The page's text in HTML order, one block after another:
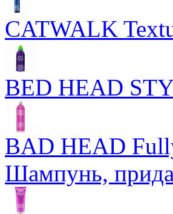
CATWALK
BED HEAD
BAD HEAD
Шампунь,